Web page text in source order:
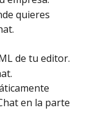
quieres
de tu editor.
en la parte